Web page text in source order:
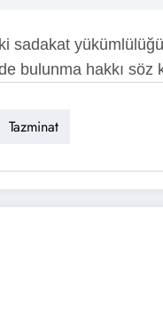
sadakat
bulunma hakkı söz
Tazminat